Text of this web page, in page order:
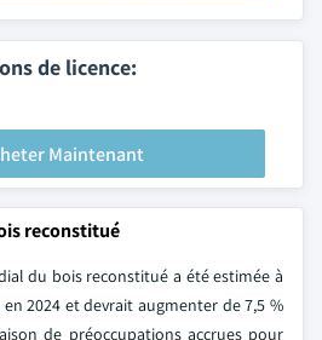
de licence:
Maintenant
reconstitué
du bois reconstitué a été estimée à
2024 et devrait augmenter de 7,5 %
de préoccupations accrues pour